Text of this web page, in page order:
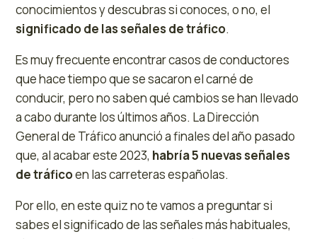
conocimientos y descubras si conoces, o no, el
significado de las señales de tráfico.
Es muy frecuente encontrar casos de conductores
que hace tiempo que se sacaron el carné de
conducir, pero no saben qué cambios se han llevado
a cabo durante los últimos años. La Dirección
General de Tráfico anunció a finales del año pasado
que, al acabar este 2023, habría 5 nuevas señales
de tráficoen las carreteras españolas.
Por ello, en este quiz no te vamos a preguntar si
sabes el significado de las señales más habituales,